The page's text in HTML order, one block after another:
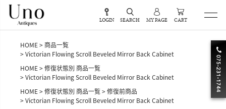
LOGIN SEARCH MY PAGE CART
HOME
商品一覧
Victorian Flowing Scroll Beveled Mirror Back Cabinet
HOME
修復状態別 商品一覧
Victorian Flowing Scroll Beveled Mirror Back Cabinet
HOME
修復状態別 商品一覧
修復前商品
Victorian Flowing Scroll Beveled Mirror Back Cabinet